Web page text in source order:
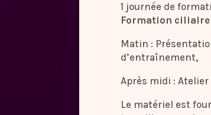
1 journée de
Formation ciliaire
Matin :
d’entraînement,
Après midi :
Le matériel est